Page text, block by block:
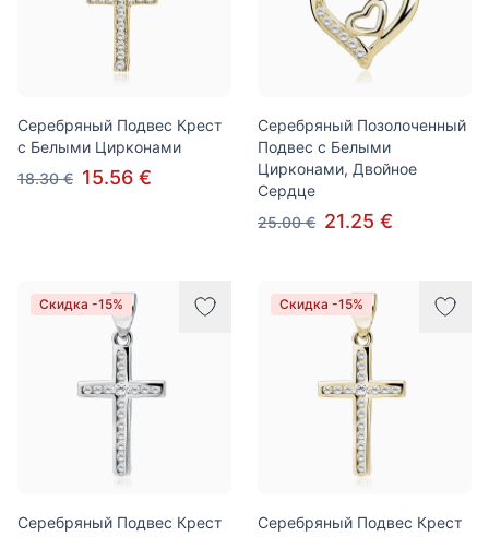
Серебряный Подвес Крест
с Белыми Цирконами
18.30 € 15.56 €
Серебряный Позолоченный
Подвес с Белыми
Цирконами, Двойное
Сердце
25.00 € 21.25 €
Скидка -15%
Серебряный Подвес Крест
Скидка -15%
Серебряный Подвес Крест